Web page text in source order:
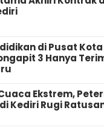
di Pusat
3 Hanya
Ekstrem,
Kediri Rugi